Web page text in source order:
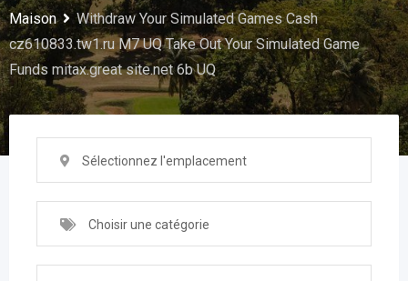
Maison
Withdraw Your Simulated Games Cash
cz610833.tw1.ru M7 UQ Take Out Your Simulated Game
Funds mitax.great site.net 6b UQ
Sélectionnez l'emplacement
Choisir une catégorie